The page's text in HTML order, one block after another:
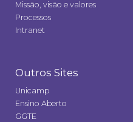
Missão, visão e valores
Processos
Intranet
Outros Sites
Unicamp
Ensino Aberto
GGTE